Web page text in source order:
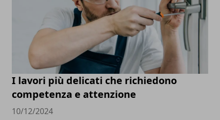
I lavori più delicati che richiedono
competenza e attenzione
10/12/2024